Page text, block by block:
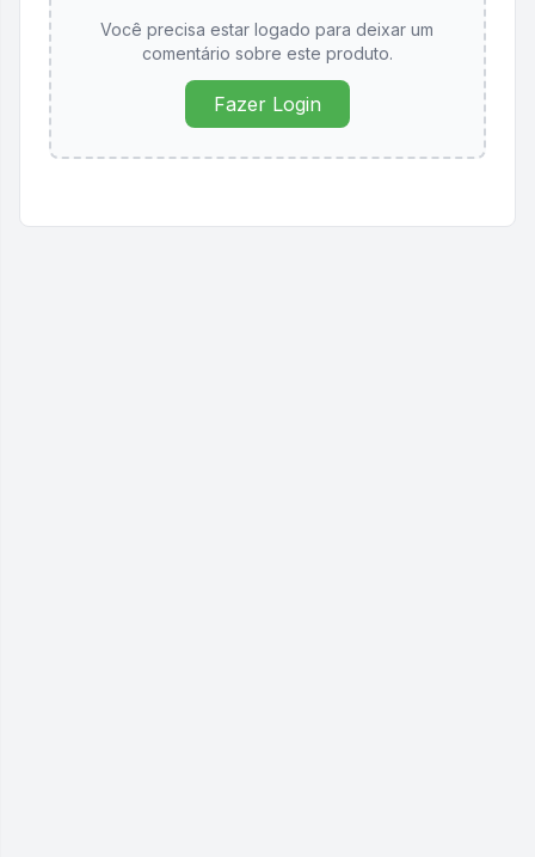
Você precisa estar logado para deixar um
comentário sobre este produto.
Fazer Login